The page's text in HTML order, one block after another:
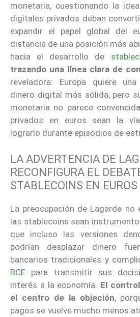
monetaria, cuestionando la
digitales privados deban
expandir el papel global del
distancia de una posición más
hacia el desarrollo de
trazando una línea clara de
reveladora: Europa quiere
dinero digital más sólida, pero
monetaria no parece
privados en euros sean la
lograrlo durante episodios de
LA ADVERTENCIA DE
RECONFIGURA EL
STABLECOINS EN EUROS
La preocupación de Lagarde no
las stablecoins sean
que incluso las versiones
podrían desplazar dinero
bancarios tradicionales y
BCE para transmitir sus
interés a la economía. El
el centro de la objeción,
pagos se vuelve mucho menos